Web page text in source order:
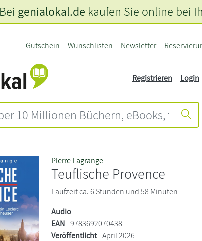
Gutschein Wunschlisten Newsletter
Registrieren Login
Bei genialokal.de kaufen Sie online bei
Pierre Lagrange
Teuflische Provence
Laufzeit ca. 6 Stunden und 58 Minuten
Audio
EAN 9783692070438
Veröffentlicht April 2026